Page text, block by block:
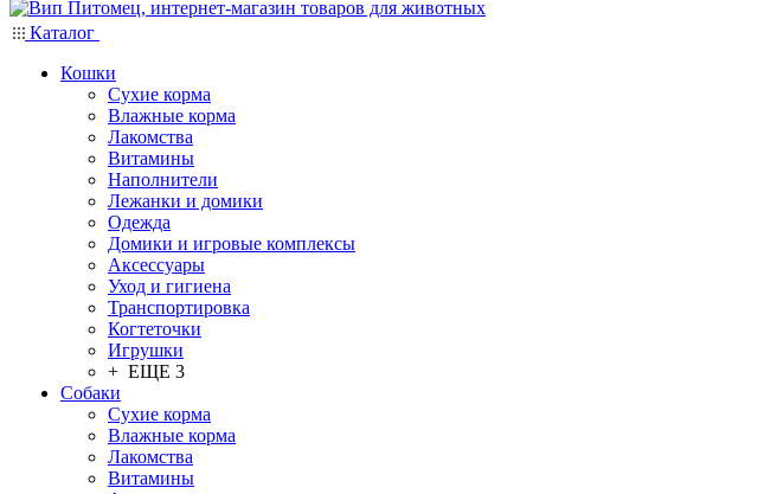
Каталог
Кошки
Сухие корма
Влажные корма
Лакомства
Витамины
Наполнители
Лежанки и домики
Одежда
Домики и игровые комплексы
Аксессуары
Уход и гигиена
Транспортировка
Когтеточки
Игрушки
+ ЕЩЕ 3
Собаки
Сухие корма
Влажные корма
Лакомства
Витамины